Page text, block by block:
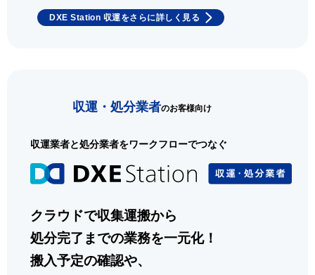
DXE Station 収運をさらに詳しく見る
収運・処分業者のお客様向け
収運業者と処分業者をワークフローでつなぐ
クラウドで収集運搬から
処分完了までの業務を一元化！
搬入予定の確認や、